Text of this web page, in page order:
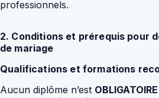
professionnels.
2. Conditions et prérequis pour
de mariage
Qualifications et formations
Aucun diplôme n’est OBLIGATOIRE